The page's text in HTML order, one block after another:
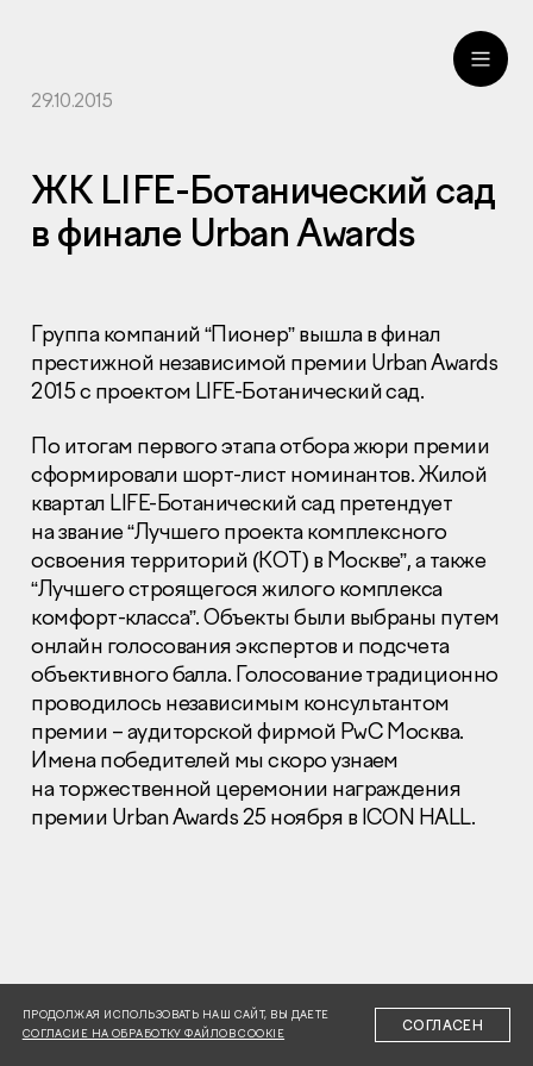
Раскрытие информации
Правовая информация
Сообщить о коррупции
Глaвный oфиc
© 2001-2026 Компания «Пионер»
29.10.2015
ЖК LIFE-Ботанический сад
в финале Urban Awards
Группа компаний “Пионер” вышла в финал
престижной независимой премии Urban Awards
2015 с проектом LIFE-Ботанический сад.
По итогам первого этапа отбора жюри премии
сформировали шорт-лист номинантов. Жилой
квартал LIFE-Ботанический сад претендует
на звание “Лучшего проекта комплексного
освоения территорий (КОТ) в Москве”, а также
“Лучшего строящегося жилого комплекса
комфорт-класса”. Объекты были выбраны путем
онлайн голосования экспертов и подсчета
объективного балла. Голосование традиционно
проводилось независимым консультантом
премии – аудиторской фирмой PwC Москва.
Имена победителей мы скоро узнаем
на торжественной церемонии награждения
премии Urban Awards 25 ноября в ICON HALL.
ПРОДОЛЖАЯ ИСПОЛЬЗОВАТЬ НАШ САЙТ, ВЫ ДАЕТЕ
СОГЛАСИЕ НА ОБРАБОТКУ ФАЙЛОВ COOKIE
СОГЛАСЕН